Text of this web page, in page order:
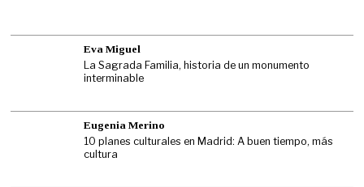
Eva Miguel
La Sagrada Familia, historia de un monumento
interminable
Eugenia Merino
10 planes culturales en Madrid: A buen tiempo, más
cultura